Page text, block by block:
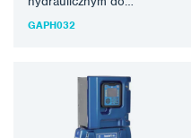
natryskiwania i odlewania
GAPH032